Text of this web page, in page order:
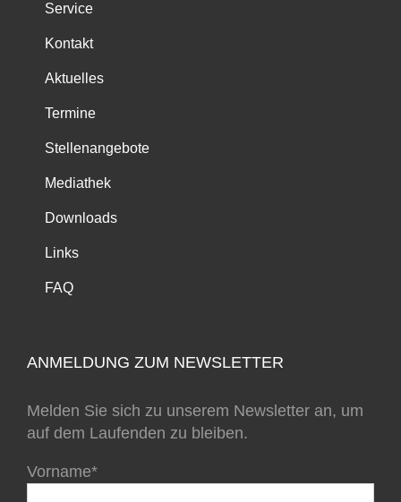
Service
Kontakt
Aktuelles
Termine
Stellenangebote
Mediathek
Downloads
Links
FAQ
ANMELDUNG ZUM NEWSLETTER
Melden Sie sich zu unserem Newsletter an, um
auf dem Laufenden zu bleiben.
Vorname*